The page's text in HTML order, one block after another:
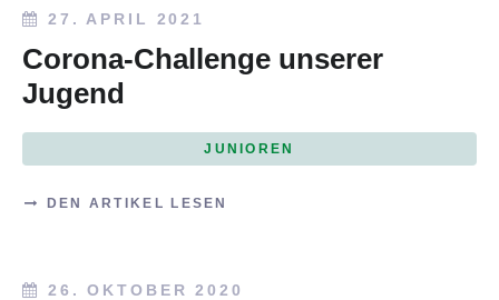
27. APRIL 2021
Corona-Challenge unserer
Jugend
JUNIOREN
DEN ARTIKEL LESEN
26. OKTOBER 2020